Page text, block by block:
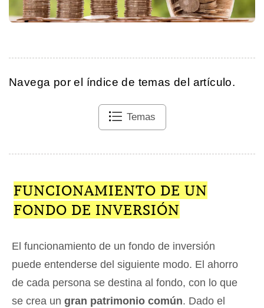
Navega por el índice de temas del artículo.
Temas
FUNCIONAMIENTO DE UN
FONDO DE INVERSIÓN
El funcionamiento de un fondo de inversión
puede entenderse del siguiente modo. El ahorro
de cada persona se destina al fondo, con lo que
se crea un gran patrimonio común. Dado el